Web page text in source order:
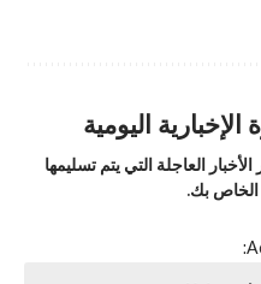
اليومية
العاجلة التي يتم تسليمها
الخاص بك.